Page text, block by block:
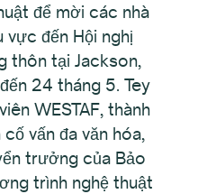
để mời các nhà
vực đến Hội nghị
thôn tại Jackson,
24 tháng 5. Tey
WESTAF, thành
vấn đa văn hóa,
trưởng của Bảo
trình nghệ thuật